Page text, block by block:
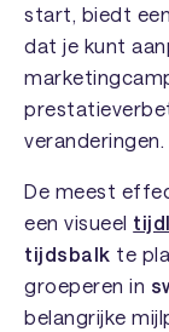
start, biedt
dat je kunt
veranderingen.
De meest
een visueel
tijdsbalk te
groeperen in
belangrijke